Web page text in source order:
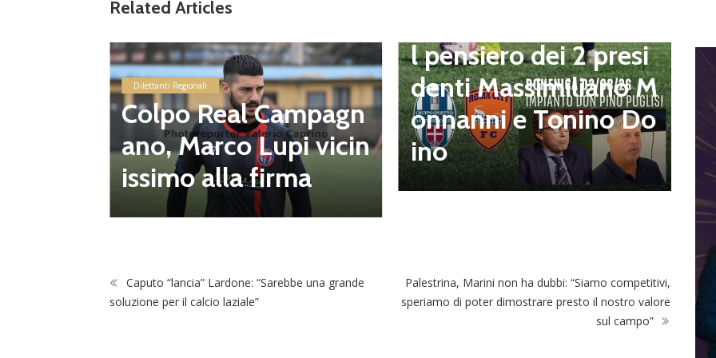
Related Articles
Dilettanti Regionali
Colpo Real Campagn
ano, Marco Lupi vicin
issimo alla firma
l pensiero dei 2 presi
denti Massimiliano M
onnanni e Tonino Do
ino
Caputo “lancia” Lardone: “Sarebbe una grande
soluzione per il calcio laziale”
Palestrina, Marini non ha dubbi: “Siamo competitivi,
speriamo di poter dimostrare presto il nostro valore
sul campo”